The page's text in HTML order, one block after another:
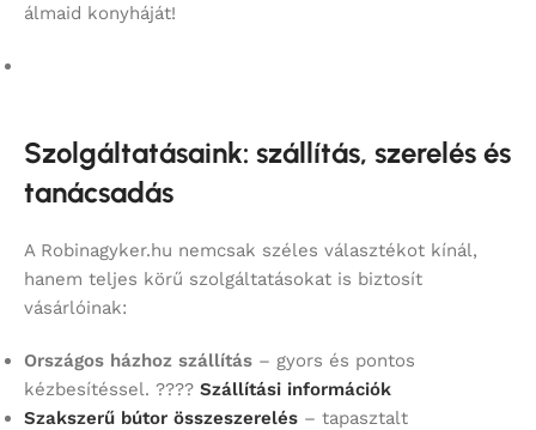
álmaid konyháját!
Szolgáltatásaink: szállítás, szerelés és
tanácsadás
A Robinagyker.hu nemcsak széles választékot kínál,
hanem teljes körű szolgáltatásokat is biztosít
vásárlóinak:
Országos házhoz szállítás – gyors és pontos
kézbesítéssel. ???? Szállítási információk
Szakszerű bútor összeszerelés – tapasztalt